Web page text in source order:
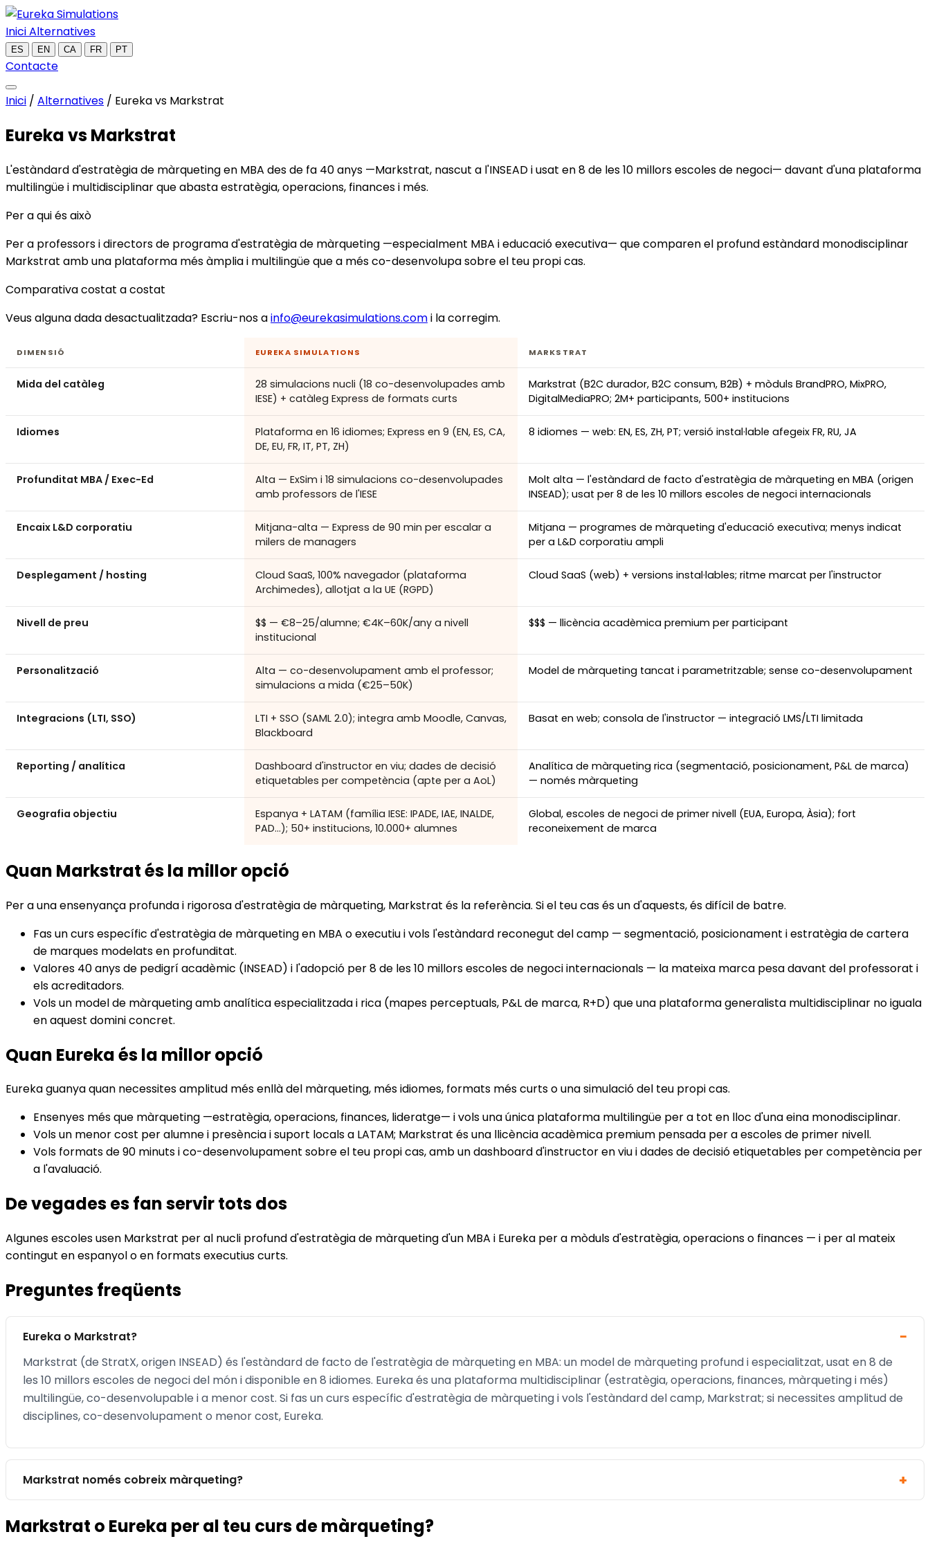
IniciAlternatives
ES EN CA FR PT
Contacte
Inici / Alternatives / Eureka vs Markstrat
Eurekavs Markstrat
L'estàndard d'estratègia de màrqueting en MBA des de fa 40 anys —Markstrat, nascut a l'INSEAD i usat en 8 de les 10 millors escoles de negoci— davant d'una plataforma
multilingüe i multidisciplinar que abasta estratègia, operacions, finances i més.
Per a qui és això
Per a professors i directors de programa d'estratègia de màrqueting —especialment MBA i educació executiva— que comparen el profund estàndard monodisciplinar
Markstrat amb una plataforma més àmplia i multilingüe que a més co-desenvolupa sobre el teu propi cas.
Comparativa costat a costat
Veus alguna dada desactualitzada? Escriu-nos ainfo@eurekasimulations.comi la corregim.
DIMENSIÓ EUREKA SIMULATIONS MARKSTRAT
Mida del catàleg
28 simulacions nucli (18 co-desenvolupades amb
IESE) + catàleg Express de formats curts
Markstrat (B2C durador, B2C consum, B2B) + mòduls BrandPRO, MixPRO,
DigitalMediaPRO; 2M+ participants, 500+ institucions
Idiomes
Plataforma en 16 idiomes; Express en 9 (EN, ES, CA,
DE, EU, FR, IT, PT, ZH)
8 idiomes — web: EN, ES, ZH, PT; versió instal·lable afegeix FR, RU, JA
Profunditat MBA / Exec-Ed
Alta — ExSim i 18 simulacions co-desenvolupades
amb professors de l'IESE
Molt alta — l'estàndard de facto d'estratègia de màrqueting en MBA (origen
INSEAD); usat per 8 de les 10 millors escoles de negoci internacionals
Encaix L&D corporatiu
Mitjana-alta — Express de 90 min per escalar a
milers de managers
Mitjana — programes de màrqueting d'educació executiva; menys indicat
per a L&D corporatiu ampli
Desplegament / hosting
Cloud SaaS, 100% navegador (plataforma
Archimedes), allotjat a la UE (RGPD)
Cloud SaaS (web) + versions instal·lables; ritme marcat per l'instructor
Nivell de preu
$$ — €8–25/alumne; €4K–60K/any a nivell
institucional
$$$ — llicència acadèmica premium per participant
Personalització
Alta — co-desenvolupament amb el professor;
simulacions a mida (€25–50K)
Model de màrqueting tancat i parametritzable; sense co-desenvolupament
Integracions (LTI, SSO)
LTI + SSO (SAML 2.0); integra amb Moodle, Canvas,
Blackboard
Basat en web; consola de l'instructor — integració LMS/LTI limitada
Reporting / analítica
Dashboard d'instructor en viu; dades de decisió
etiquetables per competència (apte per a AoL)
Analítica de màrqueting rica (segmentació, posicionament, P&L de marca)
— només màrqueting
Geografia objectiu
Espanya + LATAM (família IESE: IPADE, IAE, INALDE,
PAD…); 50+ institucions, 10.000+ alumnes
Global, escoles de negoci de primer nivell (EUA, Europa, Àsia); fort
reconeixement de marca
Quan Markstrat és la millor opció
Per a una ensenyança profunda i rigorosa d'estratègia de màrqueting, Markstrat és la referència. Si el teu cas és un d'aquests, és difícil de batre.
Fas un curs específic d'estratègia de màrqueting en MBA o executiu i vols l'estàndard reconegut del camp — segmentació, posicionament i estratègia de cartera
de marques modelats en profunditat.
Valores 40 anys de pedigrí acadèmic (INSEAD) i l'adopció per 8 de les 10 millors escoles de negoci internacionals — la mateixa marca pesa davant del professorat i
els acreditadors.
Vols un model de màrqueting amb analítica especialitzada i rica (mapes perceptuals, P&L de marca, R+D) que una plataforma generalista multidisciplinar no iguala
en aquest domini concret.
Quan Eureka és la millor opció
Eureka guanya quan necessites amplitud més enllà del màrqueting, més idiomes, formats més curts o una simulació del teu propi cas.
Ensenyes més que màrqueting —estratègia, operacions, finances, lideratge— i vols una única plataforma multilingüe per a tot en lloc d'una eina monodisciplinar.
Vols un menor cost per alumne i presència i suport locals a LATAM; Markstrat és una llicència acadèmica premium pensada per a escoles de primer nivell.
Vols formats de 90 minuts i co-desenvolupament sobre el teu propi cas, amb un dashboard d'instructor en viu i dades de decisió etiquetables per competència per
a l'avaluació.
De vegades es fan servir tots dos
Algunes escoles usen Markstrat per al nucli profund d'estratègia de màrqueting d'un MBA i Eureka per a mòduls d'estratègia, operacions o finances — i per al mateix
contingut en espanyol o en formats executius curts.
Preguntes freqüents
Eureka o Markstrat?
Markstrat (de StratX, origen INSEAD) és l'estàndard de facto de l'estratègia de màrqueting en MBA: un model de màrqueting profund i especialitzat, usat en 8 de
les 10 millors escoles de negoci del món i disponible en 8 idiomes. Eureka és una plataforma multidisciplinar (estratègia, operacions, finances, màrqueting i més)
multilingüe, co-desenvolupable i a menor cost. Si fas un curs específic d'estratègia de màrqueting i vols l'estàndard del camp, Markstrat; si necessites amplitud de
disciplines, co-desenvolupament o menor cost, Eureka.
Markstrat només cobreix màrqueting?
Markstrat o Eureka per al teu curs de màrqueting?